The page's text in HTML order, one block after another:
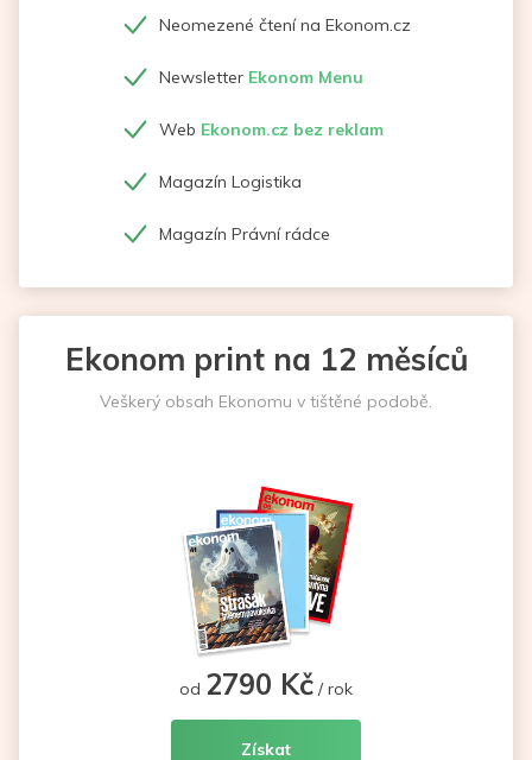
Neomezené čtení na Ekonom.cz
Newsletter Ekonom Menu
Web Ekonom.cz bez reklam
Magazín Logistika
Magazín Právní rádce
Ekonom print na 12 měsíců
Veškerý obsah Ekonomu v tištěné podobě.
od 2790 Kč / rok
Získat